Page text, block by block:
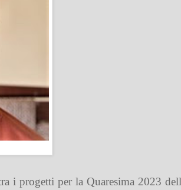
i progetti per la Quaresima 2023